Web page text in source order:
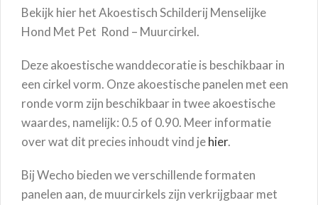
Bekijk hier het Akoestisch Schilderij Menselijke
Hond Met Pet Rond – Muurcirkel.
Deze akoestische wanddecoratie is beschikbaar in
een cirkel vorm. Onze akoestische panelen met een
ronde vorm zijn beschikbaar in twee akoestische
waardes, namelijk: 0.5 of 0.90. Meer informatie
over wat dit precies inhoudt vind jehier.
Bij Wecho bieden we verschillende formaten
panelen aan, de muurcirkels zijn verkrijgbaar met